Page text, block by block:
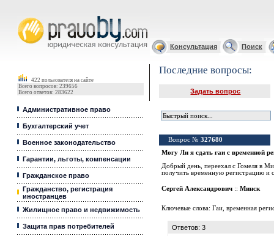
Консультация Поиск
422 пользователя на сайте
Всего вопросов: 239656
Всего ответов: 283622
Административное право
Бухгалтерский учет
Военное законодательство
Гарантии, льготы, компенсации
Гражданское право
Гражданство, регистрация
иностранцев
Жилищное право и недвижимость
Защита прав потребителей
Последние вопросы:
Задать вопрос
Вопрос № 327680
Могу Ли я сдать гаи с временной
Добрый день, переехал с Гомеля в
получить временную регистрацию и
Сергей Александрович :: Минск
Ключевые слова: Гаи временная
Ответов: 3